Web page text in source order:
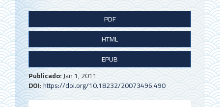
B
a
r
r
a
l
PDF
HTML
EPUB
Publicado:Jan 1, 2011
DOI:https://doi.org/10.18232/20073496.490